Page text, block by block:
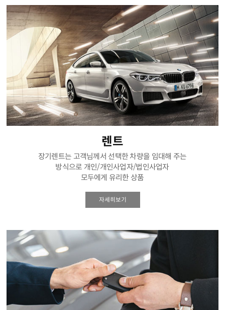
렌트
장기렌트는 고객님께서 선택한 차량을 임대해 주는
방식으로 개인/개인사업자/법인사업자
모두에게 유리한 상품
자세히보기